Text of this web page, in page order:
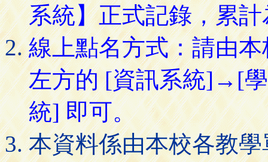
系統】正式記錄，累
線上點名方式：請由
左方的 [資訊系統]→[
統] 即可。
本資料係由本校各教